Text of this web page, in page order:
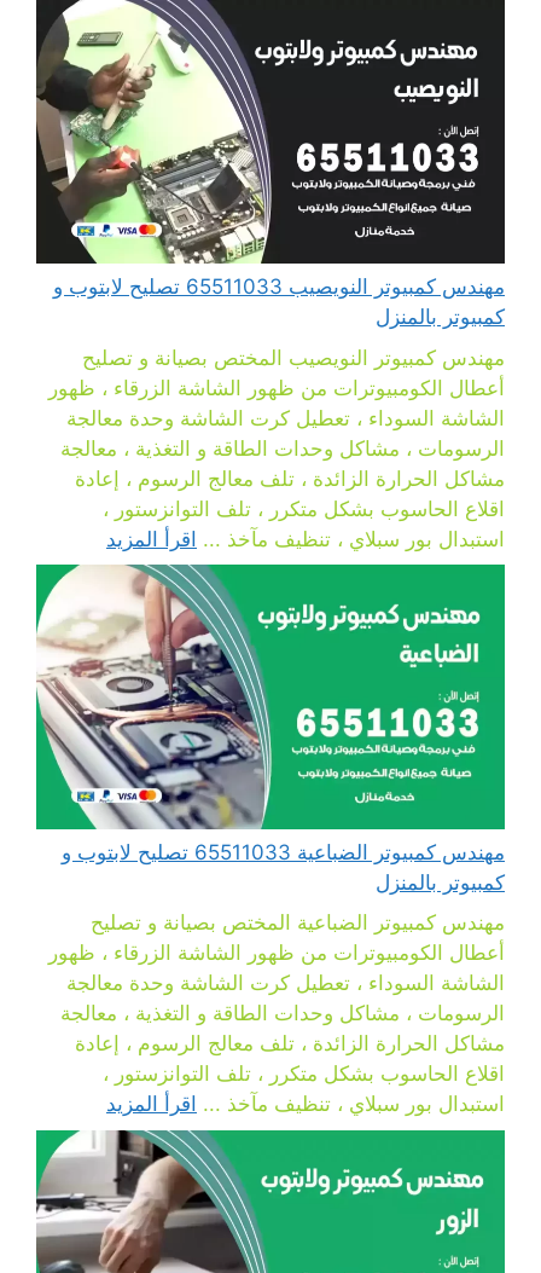
مهندس كمبيوتر النويصيب 65511033 تصليح لابتوب و
كمبيوتر بالمنزل
مهندس كمبيوتر النويصيب المختص بصيانة و تصليح
أعطال الكومبيوترات من ظهور الشاشة الزرقاء ، ظهور
الشاشة السوداء ، تعطيل كرت الشاشة وحدة معالجة
الرسومات ، مشاكل وحدات الطاقة و التغذية ، معالجة
مشاكل الحرارة الزائدة ، تلف معالج الرسوم ، إعادة
اقلاع الحاسوب بشكل متكرر ، تلف التوانزستور ،
استبدال بور سبلاي ، تنظيف مآخذ ... اقرأ المزيد
مهندس كمبيوتر الضباعية 65511033 تصليح لابتوب و
كمبيوتر بالمنزل
مهندس كمبيوتر الضباعية المختص بصيانة و تصليح
أعطال الكومبيوترات من ظهور الشاشة الزرقاء ، ظهور
الشاشة السوداء ، تعطيل كرت الشاشة وحدة معالجة
الرسومات ، مشاكل وحدات الطاقة و التغذية ، معالجة
مشاكل الحرارة الزائدة ، تلف معالج الرسوم ، إعادة
اقلاع الحاسوب بشكل متكرر ، تلف التوانزستور ،
استبدال بور سبلاي ، تنظيف مآخذ ... اقرأ المزيد